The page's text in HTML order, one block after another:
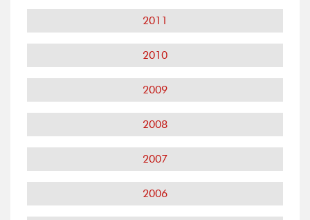
2011
2010
2009
2008
2007
2006